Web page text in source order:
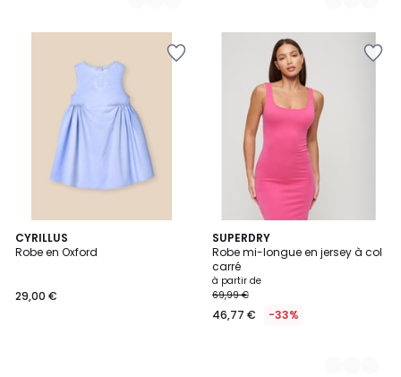
CYRILLUS
Robe en Oxford
29,00 €
SUPERDRY
Robe mi-longue en jersey à col
carré
à partir de
69,99 €
46,77 € -33%
3
Couleurs